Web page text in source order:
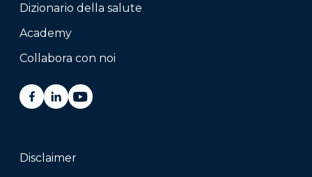
Dizionario della salute
Academy
Collabora con noi
Disclaimer